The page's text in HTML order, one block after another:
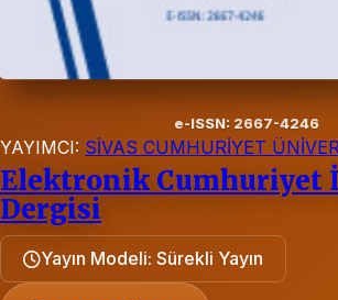
e-ISSN: 2667-4246
YAYIMCI: SİVAS CUMHURİYET
Elektronik Cumhuriyet
Dergisi
Yayın Modeli: Sürekli Yayın